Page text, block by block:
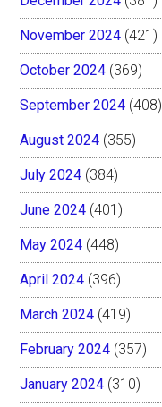
November 2024 (421)
October 2024 (369)
September 2024 (408)
August 2024 (355)
July 2024 (384)
June 2024 (401)
May 2024 (448)
April 2024 (396)
March 2024 (419)
February 2024 (357)
January 2024 (310)